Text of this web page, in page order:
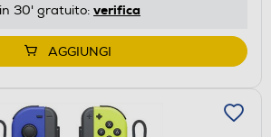
30' gratuito: verifica
AGGIUNGI